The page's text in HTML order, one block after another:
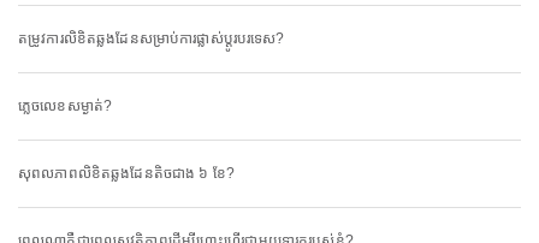
តម្រូវការលិខិតឆ្លងដែនសម្រាប់ការផ្លាស់ប្តូរបរទេស?
ភ្លេចលេខសម្ងាត់?
សុពលភាពលិខិតឆ្លងដែនតិចជាង ៦ ខែ?